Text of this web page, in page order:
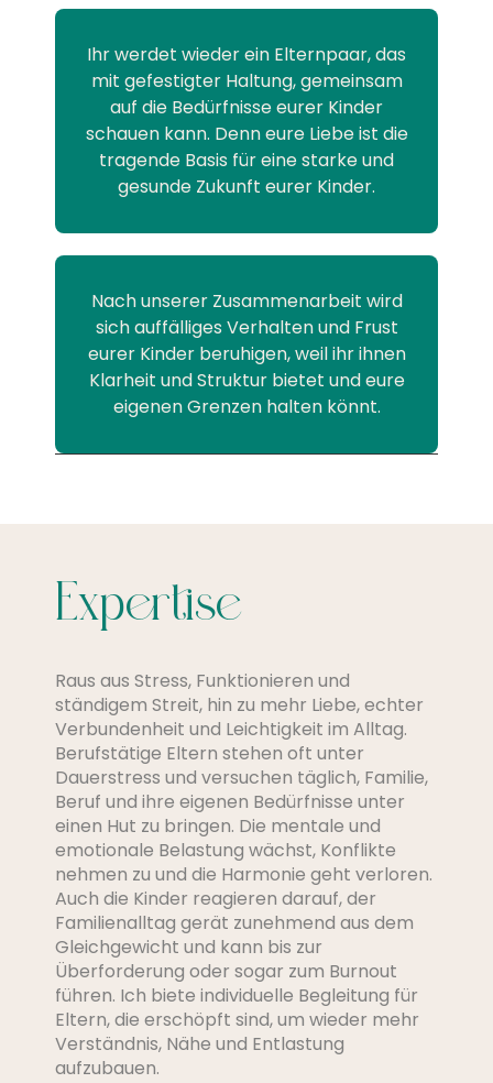
Ihr werdet wieder ein Elternpaar, das
mit gefestigter Haltung, gemeinsam
auf die Bedürfnisse eurer Kinder
schauen kann. Denn eure Liebe ist die
tragende Basis für eine starke und
gesunde Zukunft eurer Kinder.
Nach unserer Zusammenarbeit wird
sich auffälliges Verhalten und Frust
eurer Kinder beruhigen, weil ihr ihnen
Klarheit und Struktur bietet und eure
eigenen Grenzen halten könnt.
Expertise
Raus aus Stress, Funktionieren und
ständigem Streit, hin zu mehr Liebe, echter
Verbundenheit und Leichtigkeit im Alltag.
Berufstätige Eltern stehen oft unter
Dauerstress und versuchen täglich, Familie,
Beruf und ihre eigenen Bedürfnisse unter
einen Hut zu bringen. Die mentale und
emotionale Belastung wächst, Konflikte
nehmen zu und die Harmonie geht verloren.
Auch die Kinder reagieren darauf, der
Familienalltag gerät zunehmend aus dem
Gleichgewicht und kann bis zur
Überforderung oder sogar zum Burnout
führen. Ich biete individuelle Begleitung für
Eltern, die erschöpft sind, um wieder mehr
Verständnis, Nähe und Entlastung
aufzubauen.